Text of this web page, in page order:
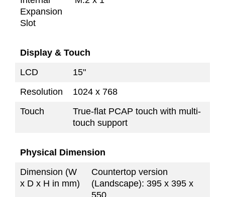
Expansion
Slot
Display & Touch
LCD
15"
Resolution
1024 x 768
Touch
True-flat PCAP touch with multi-
touch support
Physical Dimension
Dimension (W
x D x H in mm)
Countertop version
(Landscape): 395 x 395 x
550